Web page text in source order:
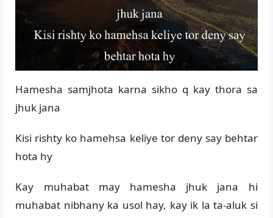
Hamesha samjhota karna sikho q kay thora sa
jhuk jana
Kisi rishty ko hamehsa keliye tor deny say behtar
hota hy
Kay muhabat may hamesha jhuk jana hi
muhabat nibhany ka usol hay, kay ik la ta-aluk si